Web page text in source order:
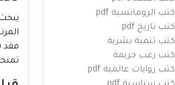
فقد
كتب الرومانسية pdf
كتب تاريخ pdf
كتب تنمية بشرية
كتب رعب جريمة
كتب روايات عالمية pdf